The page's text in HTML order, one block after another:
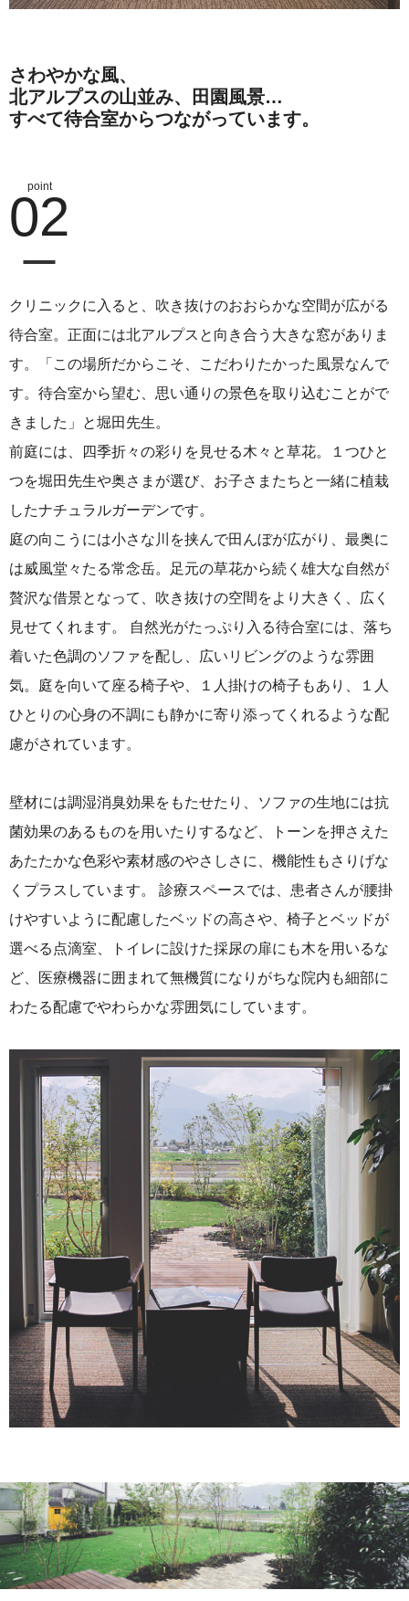
さわやかな風、
北アルプスの山並み、田園風景…
すべて待合室からつながっています。
02
クリニックに入ると、吹き抜けのおおらかな空間が広がる
待合室。正面には北アルプスと向き合う大きな窓がありま
す。「この場所だからこそ、こだわりたかった風景なんで
す。待合室から望む、思い通りの景色を取り込むことがで
きました」と堀田先生。
前庭には、四季折々の彩りを見せる木々と草花。１つひと
つを堀田先生や奥さまが選び、お子さまたちと一緒に植栽
したナチュラルガーデンです。
庭の向こうには小さな川を挟んで田んぼが広がり、最奥に
は威風堂々たる常念岳。足元の草花から続く雄大な自然が
贅沢な借景となって、吹き抜けの空間をより大きく、広く
見せてくれます。 自然光がたっぷり入る待合室には、落ち
着いた色調のソファを配し、広いリビングのような雰囲
気。庭を向いて座る椅子や、１人掛けの椅子もあり、１人
ひとりの心身の不調にも静かに寄り添ってくれるような配
慮がされています。
壁材には調湿消臭効果をもたせたり、ソファの生地には抗
菌効果のあるものを用いたりするなど、トーンを押さえた
あたたかな色彩や素材感のやさしさに、機能性もさりげな
くプラスしています。 診療スペースでは、患者さんが腰掛
けやすいように配慮したベッドの高さや、椅子とベッドが
選べる点滴室、トイレに設けた採尿の扉にも木を用いるな
ど、医療機器に囲まれて無機質になりがちな院内も細部に
わたる配慮でやわらかな雰囲気にしています。